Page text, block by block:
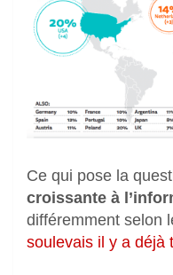
Ce qui pose la
croissante à
différemment selon
soulevais il y a déjà